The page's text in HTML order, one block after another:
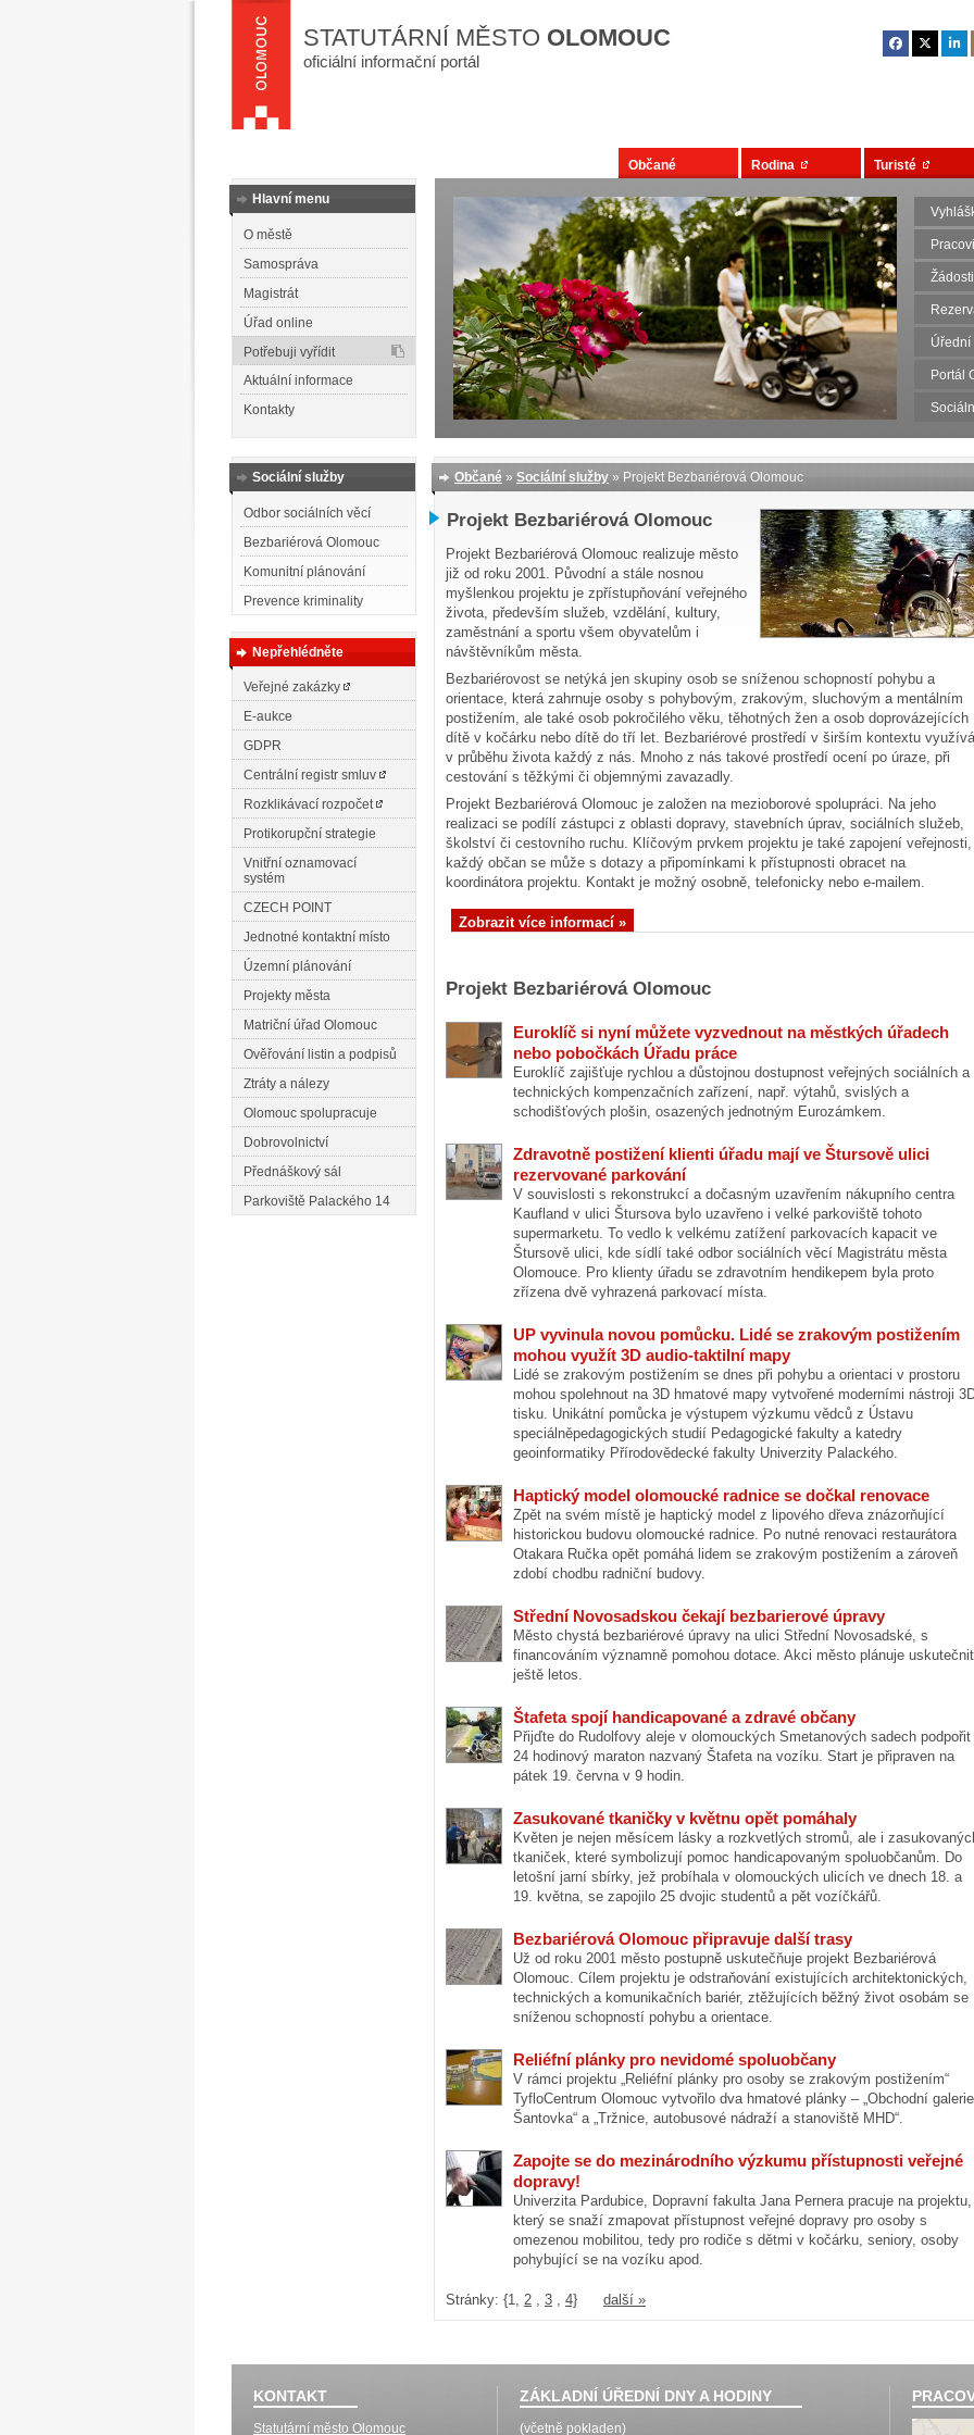
STATUTÁRNÍ MĚSTO OLOMOUC
oficiální informační portál
Hlavní menu
O městě
Samospráva
Magistrát
Úřad online
Potřebuji vyřídit
Aktuální informace
Kontakty
Občané Rodina Turisté
Portál
Sociální služby
Odbor sociálních věcí
Bezbariérová Olomouc
Komunitní plánování
Prevence kriminality
Nepřehlédněte
Veřejné zakázky
E-aukce
GDPR
Centrální registr smluv
Rozklikávací rozpočet
Protikorupční strategie
Vnitřní oznamovací
systém
CZECH POINT
Jednotné kontaktní místo
Územní plánování
Projekty města
Matriční úřad Olomouc
Ověřování listin a podpisů
Ztráty a nálezy
Olomouc spolupracuje
Dobrovolnictví
Přednáškový sál
Parkoviště Palackého 14
Občané » Sociální služby » Projekt Bezbariérová Olomouc
Projekt Bezbariérová Olomouc
Projekt Bezbariérová Olomouc realizuje město
již od roku 2001. Původní a stále nosnou
myšlenkou projektu je zpřístupňování veřejného
života, především služeb, vzdělání, kultury,
zaměstnání a sportu všem obyvatelům i
návštěvníkům města.
Bezbariérovost se netýká jen skupiny osob se sníženou schopností pohybu a
orientace, která zahrnuje osoby s pohybovým, zrakovým, sluchovým a mentálním
postižením, ale také osob pokročilého věku, těhotných žen a osob doprovázejících
dítě v kočárku nebo dítě do tří let. Bezbariérové prostředí v širším kontextu využívá
v průběhu života každý z nás. Mnoho z nás takové prostředí ocení po úraze, při
cestování s těžkými či objemnými zavazadly.
Projekt Bezbariérová Olomouc je založen na mezioborové spolupráci. Na jeho
realizaci se podílí zástupci z oblasti dopravy, stavebních úprav, sociálních služeb,
školství či cestovního ruchu. Klíčovým prvkem projektu je také zapojení veřejnosti,
každý občan se může s dotazy a připomínkami k přístupnosti obracet na
koordinátora projektu. Kontakt je možný osobně, telefonicky nebo e-mailem.
Zobrazit více informací »
Projekt Bezbariérová Olomouc
Euroklíč si nyní můžete vyzvednout na městkých úřadech
nebo pobočkách Úřadu práce
Euroklíč zajišťuje rychlou a důstojnou dostupnost veřejných sociálních a
technických kompenzačních zařízení, např. výtahů, svislých a
schodišťových plošin, osazených jednotným Eurozámkem.
Zdravotně postižení klienti úřadu mají ve Štursově ulici
rezervované parkování
V souvislosti s rekonstrukcí a dočasným uzavřením nákupního centra
Kaufland v ulici Štursova bylo uzavřeno i velké parkoviště tohoto
supermarketu. To vedlo k velkému zatížení parkovacích kapacit ve
Štursově ulici, kde sídlí také odbor sociálních věcí Magistrátu města
Olomouce. Pro klienty úřadu se zdravotním hendikepem byla proto
zřízena dvě vyhrazená parkovací místa.
UP vyvinula novou pomůcku. Lidé se zrakovým postižením
mohou využít 3D audio-taktilní mapy
Lidé se zrakovým postižením se dnes při pohybu a orientaci v prostoru
mohou spolehnout na 3D hmatové mapy vytvořené moderními nástroji
tisku. Unikátní pomůcka je výstupem výzkumu vědců z Ústavu
speciálněpedagogických studií Pedagogické fakulty a katedry
geoinformatiky Přírodovědecké fakulty Univerzity Palackého.
Haptický model olomoucké radnice se dočkal renovace
Zpět na svém místě je haptický model z lipového dřeva znázorňující
historickou budovu olomoucké radnice. Po nutné renovaci restaurátora
Otakara Ručka opět pomáhá lidem se zrakovým postižením a zároveň
zdobí chodbu radniční budovy.
Střední Novosadskou čekají bezbarierové úpravy
Město chystá bezbariérové úpravy na ulici Střední Novosadské, s
financováním významně pomohou dotace. Akci město plánuje uskutečnit
ještě letos.
Štafeta spojí handicapované a zdravé občany
Přijďte do Rudolfovy aleje v olomouckých Smetanových sadech podpořit
24 hodinový maraton nazvaný Štafeta na vozíku. Start je připraven na
pátek 19. června v 9 hodin.
Zasukované tkaničky v květnu opět pomáhaly
Květen je nejen měsícem lásky a rozkvetlých stromů, ale i
tkaniček, které symbolizují pomoc handicapovaným spoluobčanům. Do
letošní jarní sbírky, jež probíhala v olomouckých ulicích ve dnech 18. a
19. května, se zapojilo 25 dvojic studentů a pět vozíčkářů.
Bezbariérová Olomouc připravuje další trasy
Už od roku 2001 město postupně uskutečňuje projekt Bezbariérová
Olomouc. Cílem projektu je odstraňování existujících architektonických,
technických a komunikačních bariér, ztěžujících běžný život osobám se
sníženou schopností pohybu a orientace.
Reliéfní plánky pro nevidomé spoluobčany
V rámci projektu „Reliéfní plánky pro osoby se zrakovým postižením“
TyfloCentrum Olomouc vytvořilo dva hmatové plánky – „Obchodní galerie
Šantovka“ a „Tržnice, autobusové nádraží a stanoviště MHD“.
Zapojte se do mezinárodního výzkumu přístupnosti veřejné
dopravy!
Univerzita Pardubice, Dopravní fakulta Jana Pernera pracuje na projektu,
který se snaží zmapovat přístupnost veřejné dopravy pro osoby s
omezenou mobilitou, tedy pro rodiče s dětmi v kočárku, seniory, osoby
pohybující se na vozíku apod.
Stránky: {1, 2 , 3 , 4} další »
KONTAKT
Statutární město Olomouc
ZÁKLADNÍ ÚŘEDNÍ DNY A HODINY
(včetně pokladen)